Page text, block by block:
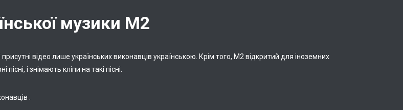
музики М2
відео лише українських виконавців українською. Крім того, М2 відкритий для іноземних
і знімають кліпи на такі пісні.
.